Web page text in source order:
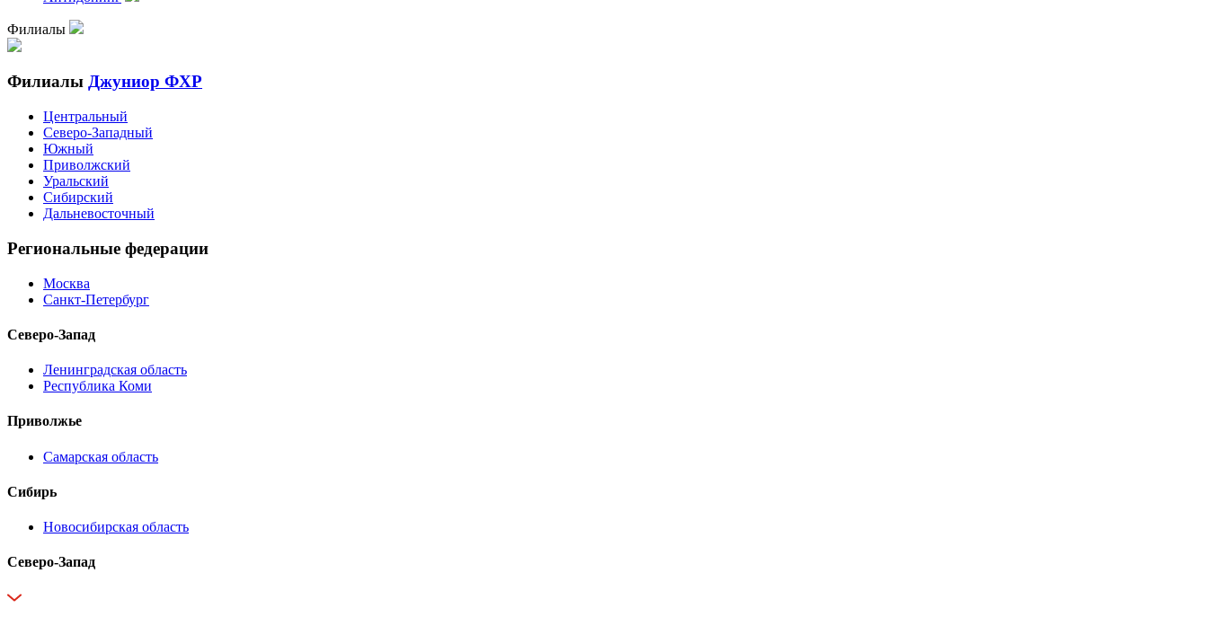
Филиалы
Филиалы Джуниор ФХР
Центральный
Северо-Западный
Южный
Приволжский
Уральский
Сибирский
Дальневосточный
Региональные федерации
Москва
Санкт-Петербург
Северо-Запад
Ленинградская область
Республика Коми
Приволжье
Самарская область
Сибирь
Новосибирская область
Северо-Запад